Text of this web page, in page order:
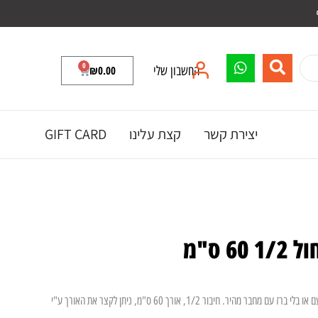
החשבון שלי ₪0.00
0
יצירת קשר קצת עלינו GIFT CARD
ס"מ
צינור גמיש לחיבור מיכל מים עם או בלי ברז עם מחבר מהיר. חיבור 1/2, אורך 60 ס"מ, ניתן לקצר את האורך ע"י